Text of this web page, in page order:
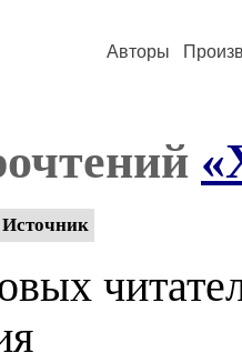
Авторы
Источник